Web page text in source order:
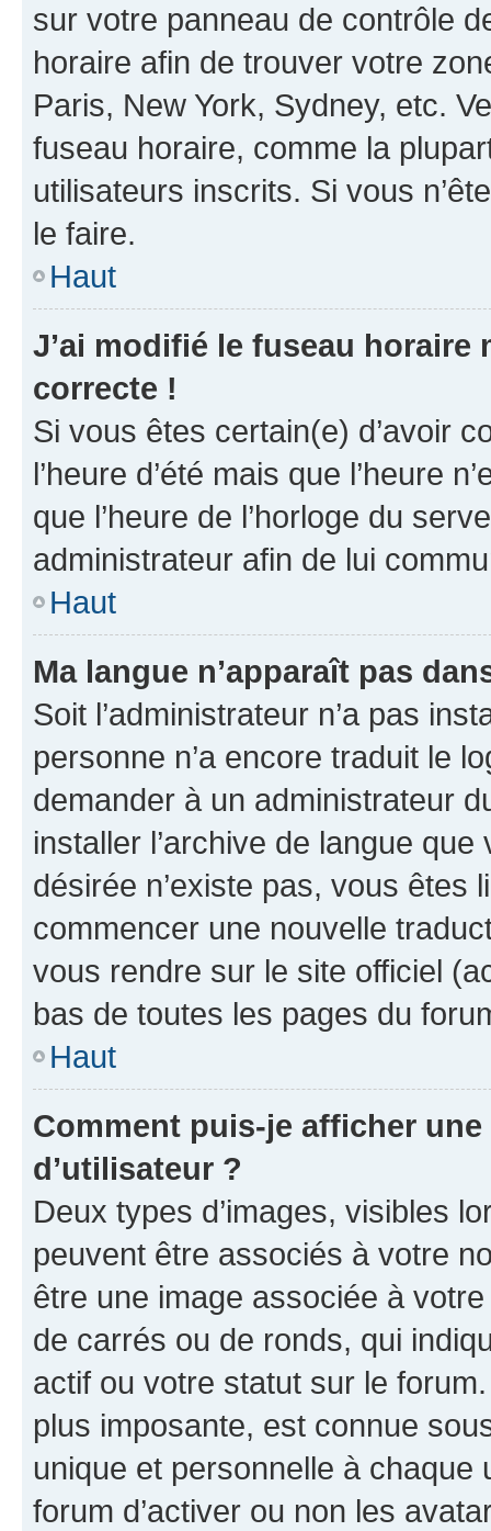
sur votre panneau de contrôle
horaire afin de trouver votre
Paris, New York, Sydney, etc.
fuseau horaire, comme la
utilisateurs inscrits. Si vous
le faire.
Haut
J’ai modifié le fuseau horaire
correcte !
Si vous êtes certain(e) d’avoir
l’heure d’été mais que l’heure
que l’heure de l’horloge du
administrateur afin de lui
Haut
Ma langue n’apparaît pas
Soit l’administrateur n’a pas
personne n’a encore traduit le
demander à un administrateur
installer l’archive de langue
désirée n’existe pas, vous êtes
commencer une nouvelle
vous rendre sur le site officiel
bas de toutes les pages du
Haut
Comment puis-je afficher
d’utilisateur ?
Deux types d’images, visibles
peuvent être associés à votre
être une image associée à
de carrés ou de ronds, qui
actif ou votre statut sur le
plus imposante, est connue
unique et personnelle à chaque
forum d’activer ou non les